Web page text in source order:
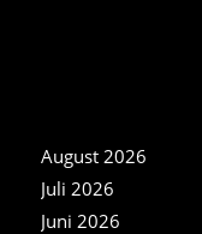
August 2026
Juli 2026
Juni 2026